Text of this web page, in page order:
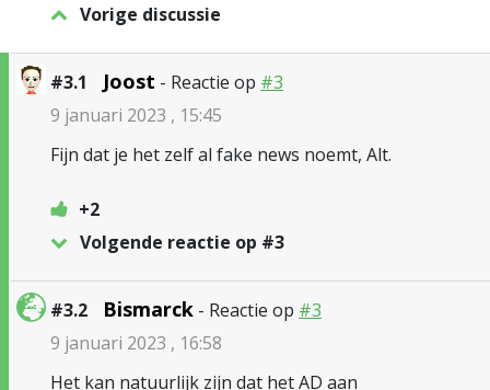
Vorige discussie
#3.1 Joost - Reactie op #3
9 januari 2023 , 15:45
Fijn dat je het zelf al fake news noemt, Alt.
+2
Volgende reactie op #3
#3.2 Bismarck - Reactie op #3
9 januari 2023 , 16:58
Het kan natuurlijk zijn dat het AD aan